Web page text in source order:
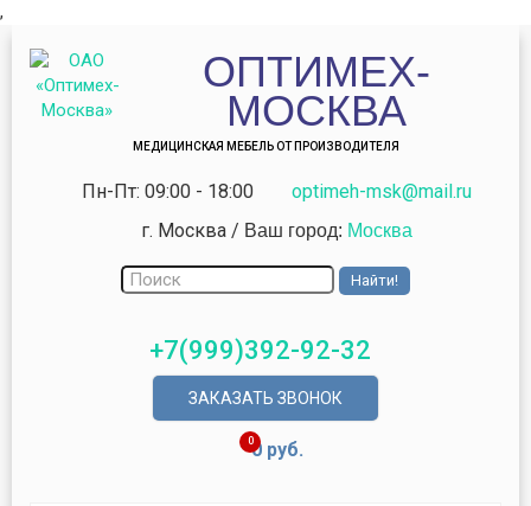
,
ОПТИМЕХ-
МОСКВА
МЕДИЦИНСКАЯ МЕБЕЛЬ ОТ ПРОИЗВОДИТЕЛЯ
Пн-Пт: 09:00 - 18:00
optimeh-msk@mail.ru
г. Москва/ Ваш город: Москва
+7(999)392-92-32
ЗАКАЗАТЬ ЗВОНОК
00 руб.